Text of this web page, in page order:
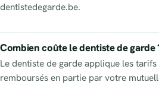
dentistedegarde.be.
Combien coûte le dentiste de garde
Le dentiste de garde applique les
remboursés en partie par votre